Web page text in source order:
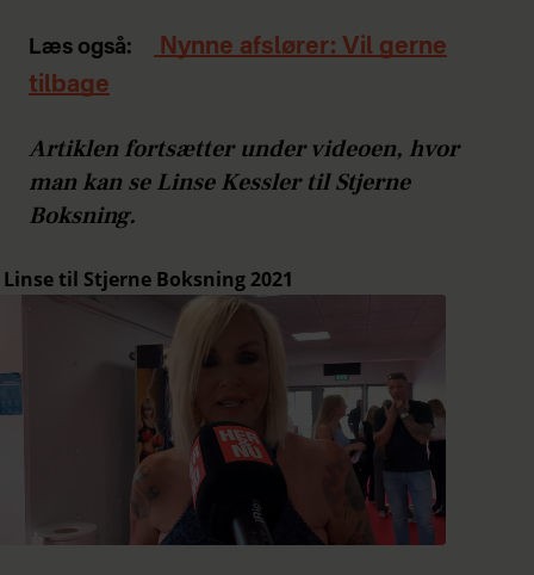
Læs også:
Nynne afslører: Vil gerne
tilbage
Artiklen fortsætter under videoen, hvor
man kan se Linse Kessler til Stjerne
Boksning.